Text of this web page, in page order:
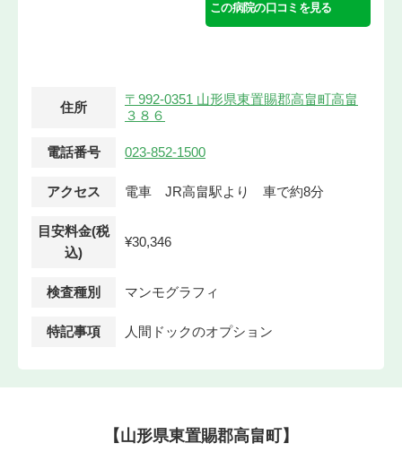
この病院の口コミを見る
住所
〒992-0351 山形県東置賜郡高畠町高畠
３８６
電話番号 023-852-1500
アクセス 電車 JR高畠駅より 車で約8分
目安料金(税
込)
¥30,346
検査種別 マンモグラフィ
特記事項 人間ドックのオプション
【山形県東置賜郡高畠町】